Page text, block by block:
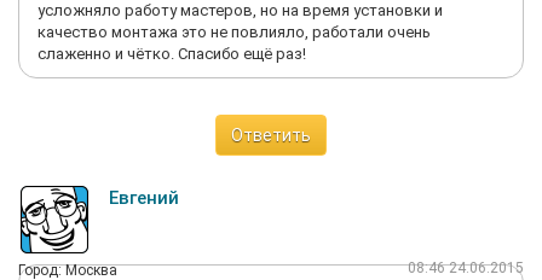
усложняло работу мастеров, но на время установки и
качество монтажа это не повлияло, работали очень
слаженно и чётко. Спасибо ещё раз!
Ответить
Евгений
Город: Москва 08:46 24.06.2015